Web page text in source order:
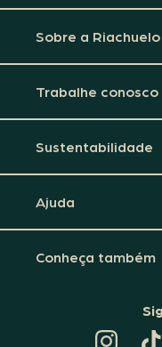
Sobre a Riachuelo
Trabalhe conosco
Sustentabilidade
Ajuda
Conheça também